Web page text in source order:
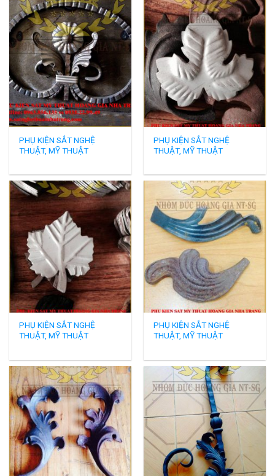
PHỤ KIỆN SẮT NGHỆ
THUẬT, MỸ THUẬT
PHỤ KIỆN SẮT NGHỆ
THUẬT, MỸ THUẬT
PHỤ KIỆN SẮT NGHỆ
THUẬT, MỸ THUẬT
PHỤ KIỆN SẮT NGHỆ
THUẬT, MỸ THUẬT